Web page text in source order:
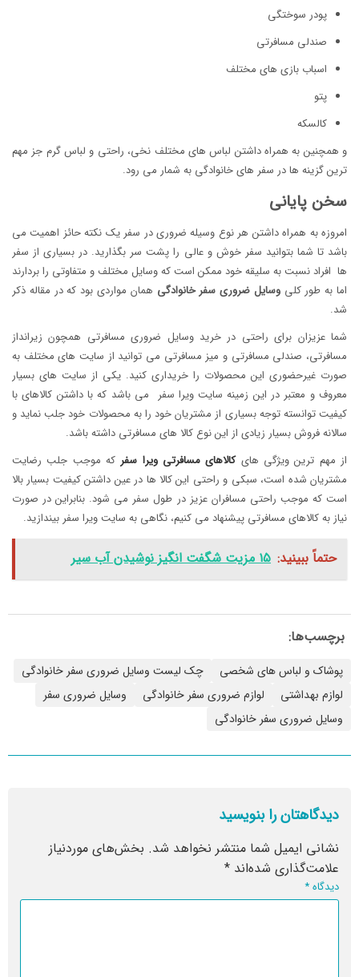
پودر سوختگی
صندلی مسافرتی
اسباب بازی های مختلف
پتو
کالسکه
و همچنین به همراه داشتن لباس های مختلف نخی، راحتی و لباس گرم جز مهم
ترین گزینه ها در سفر های خانوادگی به شمار می رود.
سخن پایانی
امروزه به همراه داشتن هر نوع وسیله ضروری در سفر یک نکته حائز اهمیت می
باشد تا شما بتوانید سفر خوش و عالی را پشت سر بگذارید. در بسیاری از سفر
ها افراد نسبت به سلیقه خود ممکن است که وسایل مختلف و متفاوتی را بردارند
اما به طور کلیوسایل ضروری سفر خانوادگی همان مواردی بود که در مقاله ذکر
شد.
شما عزیزان برای راحتی در خرید وسایل ضروری مسافرتی همچون زیرانداز
مسافرتی، صندلی مسافرتی و میز مسافرتی می توانید از سایت های مختلف به
صورت غیرحضوری این محصولات را خریداری کنید. یکی از سایت های بسیار
معروف و معتبر در این زمینه سایت ویرا سفر می باشد که با داشتن کالاهای با
کیفیت توانسته توجه بسیاری از مشتریان خود را به محصولات خود جلب نماید و
سالانه فروش بسیار زیادی از این نوع کالا های مسافرتی داشته باشد.
از مهم ترین ویژگی هایکالاهای مسافرتی ویرا سفر که موجب جلب رضایت
مشتریان شده است، سبکی و راحتی این کالا ها در عین داشتن کیفیت بسیار بالا
است که موجب راحتی مسافران عزیز در طول سفر می شود. بنابراین در صورت
نیاز به کالاهای مسافرتی پیشنهاد می کنیم، نگاهی به سایت ویرا سفر بیندازید.
حتماً ببینید: ۱۵ مزیت شگفت انگیز نوشیدن آب سیر
برچسب‌ها:
پوشاک و لباس های شخصی
چک لیست وسایل ضروری سفر خانوادگی
لوازم بهداشتی
لوازم ضروری سفر خانوادگی
وسایل ضروری سفر
وسایل ضروری سفر خانوادگی
دیدگاهتان را بنویسید
نشانی ایمیل شما منتشر نخواهد شد. بخش‌های موردنیاز
علامت‌گذاری شده‌اند *
دیدگاه*